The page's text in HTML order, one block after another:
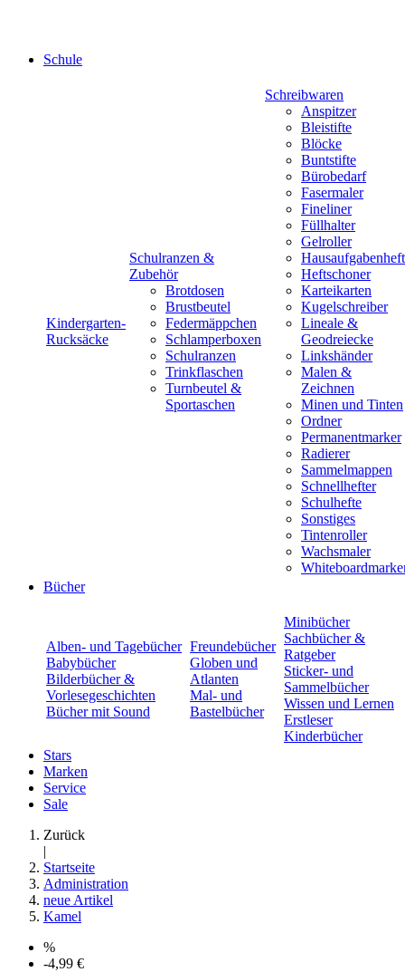
Schule
Kindergarten-
Rucksäcke
Schulranzen &
Zubehör
Brotdosen
Brustbeutel
Federmäppchen
Schlamperboxen
Schulranzen
Trinkflaschen
Turnbeutel &
Sportaschen
Schreibwaren
Anspitzer
Bleistifte
Blöcke
Buntstifte
Bürobedarf
Fasermaler
Fineliner
Füllhalter
Gelroller
Hausaufgabenheft
Heftschoner
Karteikarten
Kugelschreiber
Lineale &
Geodreiecke
Linkshänder
Malen &
Zeichnen
Minen und Tinten
Ordner
Permanentmarker
Radierer
Sammelmappen
Schnellhefter
Schulhefte
Sonstiges
Tintenroller
Wachsmaler
Bücher
Alben- und Tagebücher
Babybücher
Bilderbücher &
Vorlesegeschichten
Bücher mit Sound
Freundebücher
Globen und
Atlanten
Mal- und
Bastelbücher
Minibücher
Sachbücher &
Ratgeber
Sticker- und
Sammelbücher
Wissen und Lernen
Erstleser
Kinderbücher
Stars
Marken
Service
Sale
Zurück
|
Startseite
Administration
neue Artikel
Kamel
%
-4,99 €